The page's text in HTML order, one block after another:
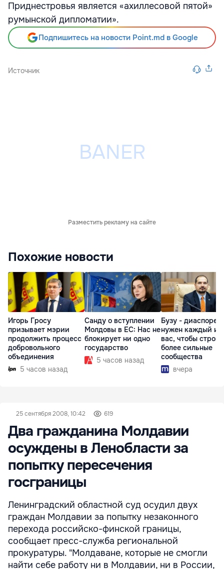
Приднестровья является «ахиллесовой пятой»
румынской дипломатии».
Подпишитесь на новости Point.md в Google
Источник
Разместить рекламу на сайте
Похожие новости
Игорь Гросу
призывает мэрии
продолжить процесс
добровольного
объединения
5 часов назад
Санду о вступлении
Молдовы в ЕС: Нас не
блокирует ни одно
государство
5 часов назад
Бузу - диаспоре:
нужен каждый из
вас, чтобы
более сильные
сообщества
вчера
25 сентября 2008, 10:42 619
Два гражданина Молдавии
осуждены в Ленобласти за
попытку пересечения
госграницы
Ленинградский областной суд осудил двух
граждан Молдавии за попытку незаконного
перехода российско-финской границы,
сообщает пресс-служба региональной
прокуратуры. "Молдаване, которые не смогли
найти себе работу ни в Молдавии, ни в России,